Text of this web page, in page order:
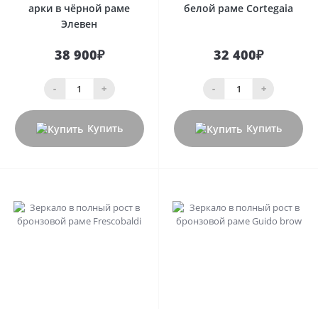
арки в чёрной раме
Элевен
38 900₽
- +
Купить
белой раме Cortegaia
32 400₽
- +
Купить